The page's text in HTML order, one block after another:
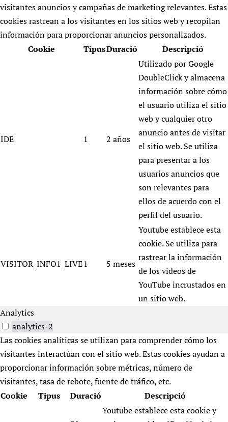
visitantes anuncios y campañas de marketing relevantes. Estas
cookies rastrean a los visitantes en los sitios web y recopilan
información para proporcionar anuncios personalizados.
Cookie
TipusDuració Descripció
IDE 1 2 años
Utilizado por Google
DoubleClick y almacena
información sobre cómo
el usuario utiliza el sitio
web y cualquier otro
anuncio antes de visitar
el sitio web. Se utiliza
para presentar a los
usuarios anuncios que
son relevantes para
ellos de acuerdo con el
perfil del usuario.
VISITOR_INFO1_LIVE1 5 meses
Youtube establece esta
cookie. Se utiliza para
rastrear la información
de los videos de
YouTube incrustados en
un sitio web.
Analytics
analytics-2
Las cookies analíticas se utilizan para comprender cómo los
visitantes interactúan con el sitio web. Estas cookies ayudan a
proporcionar información sobre métricas, número de
visitantes, tasa de rebote, fuente de tráfico, etc.
Cookie
Tipus Duració Descripció
Youtube establece esta cookie y